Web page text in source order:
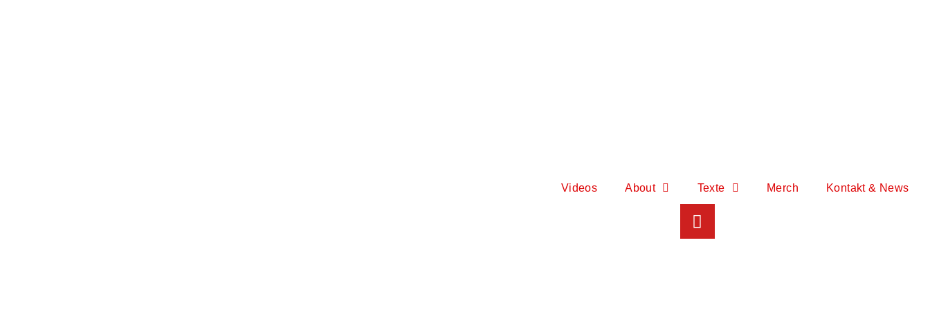
Videos About Texte Merch Kontakt & News